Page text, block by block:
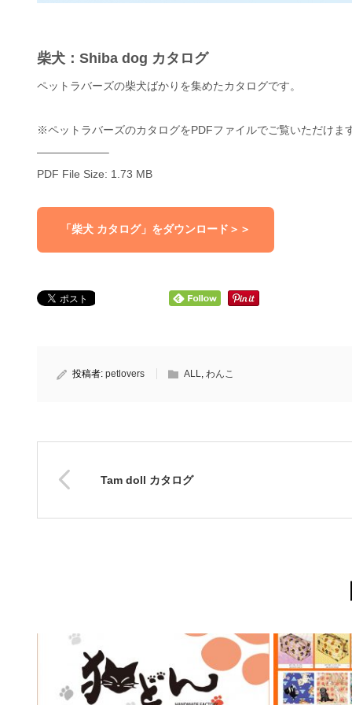
柴犬：Shiba dog カタログ
ペットラバーズの柴犬ばかりを集めたカタログです。
※ペットラバーズのカタログをPDFファイルでご覧いただけま
——————–
PDF File Size: 1.73 MB
「柴犬 カタログ」をダウンロード＞＞
投稿者: petlovers ALL, わんこ
Tam doll カタログ